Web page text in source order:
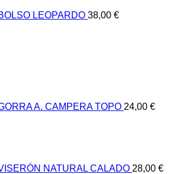
LEOPARDO 38,00 €
A. CAMPERA TOPO 24,00 €
NATURAL CALADO 28,00 €